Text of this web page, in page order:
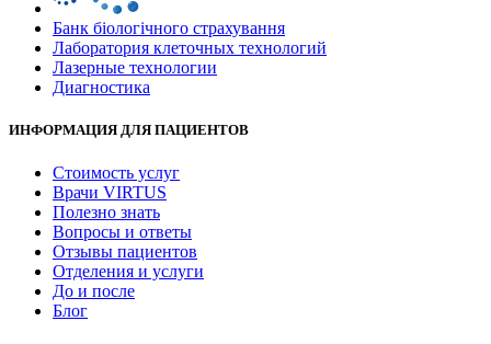
Банк бiологiчного страхування
Лаборатория клеточных технологий
Лазерные технологии
Диагностика
ИНФОРМАЦИЯ ДЛЯ ПАЦИЕНТОВ
Стоимость услуг
Врачи VIRTUS
Полезно знать
Вопросы и ответы
Отзывы пациентов
Отделения и услуги
До и после
Блог